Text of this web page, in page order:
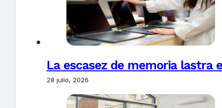
La escasez de memoria lastra
28 julio, 2026